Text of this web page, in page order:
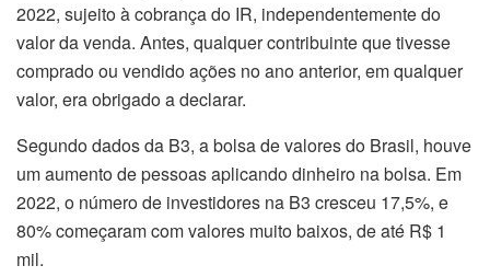
2022, sujeito à cobrança do IR, independentemente do
valor da venda. Antes, qualquer contribuinte que tivesse
comprado ou vendido ações no ano anterior, em qualquer
valor, era obrigado a declarar.
Segundo dados da B3, a bolsa de valores do Brasil, houve
um aumento de pessoas aplicando dinheiro na bolsa. Em
2022, o número de investidores na B3 cresceu 17,5%, e
80% começaram com valores muito baixos, de até R$ 1
mil.